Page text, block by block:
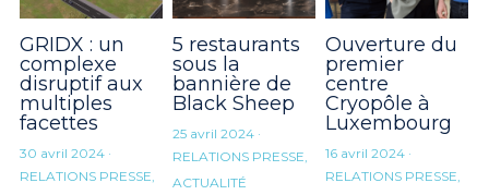
GRIDX : un
complexe
disruptif aux
multiples
facettes
30 avril 2024·
RELATIONS PRESSE,
5 restaurants
sous la
bannière de
Black Sheep
25 avril 2024·
RELATIONS PRESSE,
ACTUALITÉ
Ouverture du
pre​mier
centre
Cryopôle à
Luxembourg
16 avril 2024·
RELATIONS PRESSE,